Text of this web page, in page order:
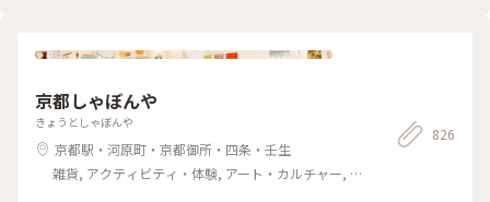
京都しゃぼんや
きょうとしゃぼんや
京都駅・河原町・京都御所・四条・壬生
雑貨, アクティビティ・体験, アート・カルチャー, ラ
826